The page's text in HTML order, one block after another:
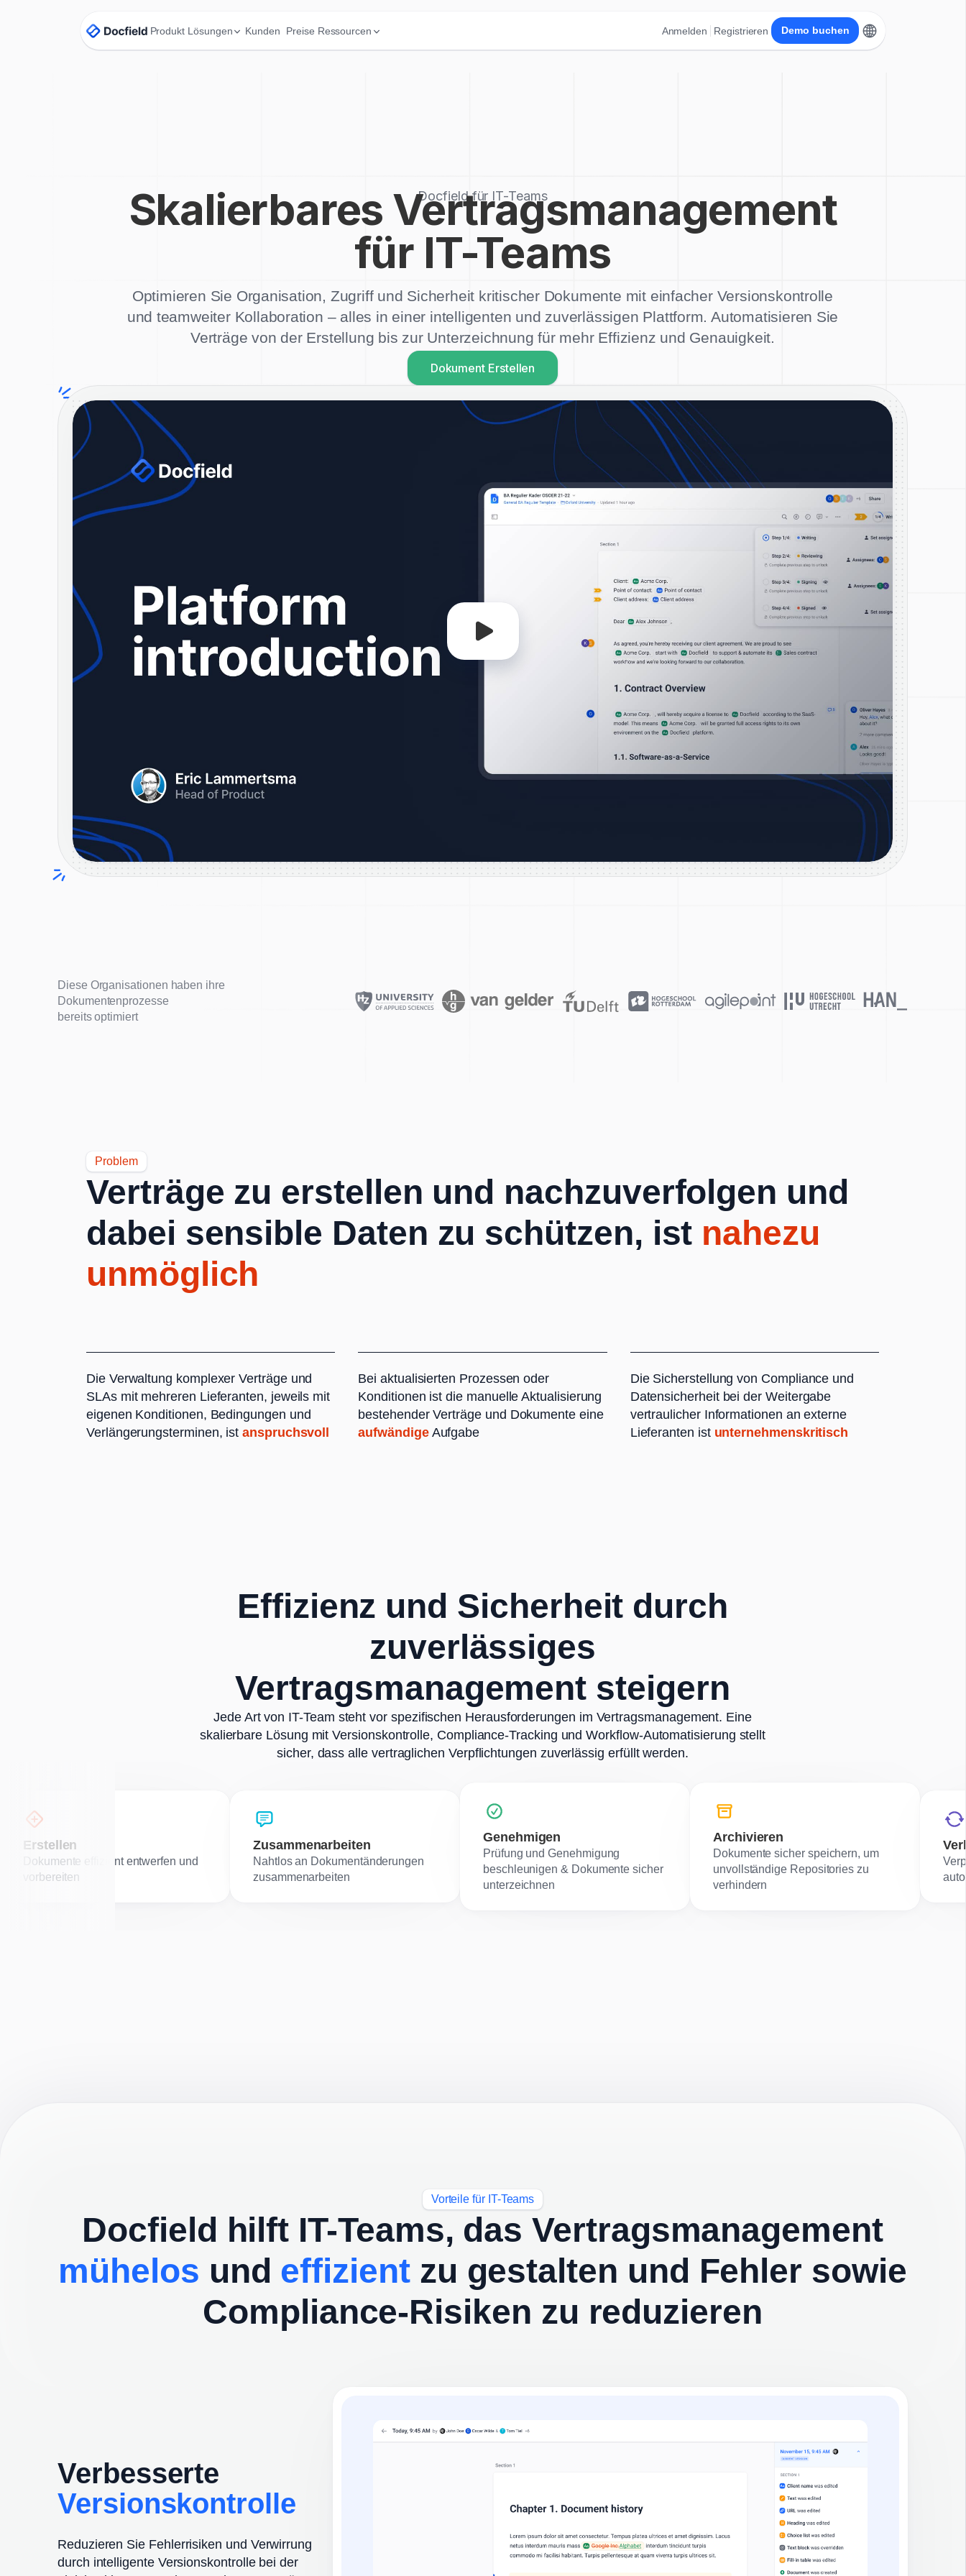
Produkt Lösungen Kunden Preise Ressourcen Anmelden Registrieren Demo buchen
Docfield für IT-Teams
Skalierbares Vertragsmanagement
für IT-Teams
Optimieren Sie Organisation, Zugriff und Sicherheit kritischer Dokumente mit einfacher Versionskontrolle
und teamweiter Kollaboration – alles in einer intelligenten und zuverlässigen Plattform. Automatisieren Sie
Verträge von der Erstellung bis zur Unterzeichnung für mehr Effizienz und Genauigkeit.
Dokument Erstellen
Diese Organisationen haben ihre
Dokumentenprozesse
bereits optimiert
Problem
Verträge zu erstellen und nachzuverfolgen und
dabei sensible Daten zu schützen, ist nahezu
unmöglich
Die Verwaltung komplexer Verträge und
SLAs mit mehreren Lieferanten, jeweils mit
eigenen Konditionen, Bedingungen und
Verlängerungsterminen, istanspruchsvoll
Bei aktualisierten Prozessen oder
Konditionen ist die manuelle Aktualisierung
bestehender Verträge und Dokumente eine
aufwändigeAufgabe
Die Sicherstellung von Compliance und
Datensicherheit bei der Weitergabe
vertraulicher Informationen an externe
Lieferanten ist unternehmenskritisch
Effizienz und Sicherheit durch
zuverlässiges
Vertragsmanagement steigern
Jede Art von IT-Team steht vor spezifischen Herausforderungen im Vertragsmanagement. Eine
skalierbare Lösung mit Versionskontrolle, Compliance-Tracking und Workflow-Automatisierung stellt
sicher, dass alle vertraglichen Verpflichtungen zuverlässig erfüllt werden.
Erstellen
Dokumente effizient entwerfen und
vorbereiten
Zusammenarbeiten
Nahtlos an Dokumentänderungen
zusammenarbeiten
Genehmigen
Prüfung und Genehmigung
beschleunigen & Dokumente sicher
unterzeichnen
Archivieren
Dokumente sicher speichern, um
unvollständige Repositories zu
verhindern
Vorteile für IT-Teams
Docfield hilft IT-Teams, das Vertragsmanagement
mühelos und effizientzu gestalten und Fehler sowie
Compliance-Risiken zu reduzieren
Verbesserte
Versionskontrolle
Reduzieren Sie Fehlerrisiken und Verwirrung
durch intelligente Versionskontrolle bei der